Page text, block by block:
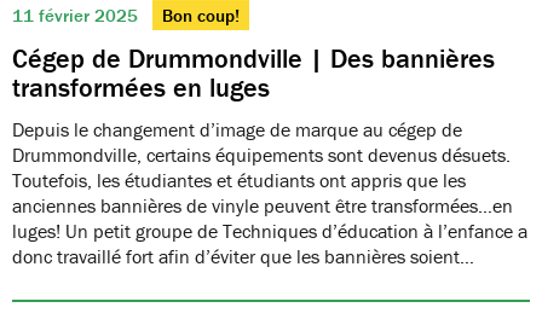
11 février 2025 Bon coup!
Cégep de Drummondville | Des bannières
transformées en luges
Depuis le changement d’image de marque au cégep de
Drummondville, certains équipements sont devenus désuets.
Toutefois, les étudiantes et étudiants ont appris que les
anciennes bannières de vinyle peuvent être transformées…en
luges! Un petit groupe de Techniques d’éducation à l’enfance a
donc travaillé fort afin d’éviter que les bannières soient…